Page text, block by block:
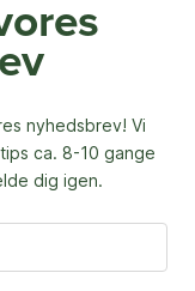
nyhedsbrev! Vi
tips ca. 8-10 gange
dig igen.